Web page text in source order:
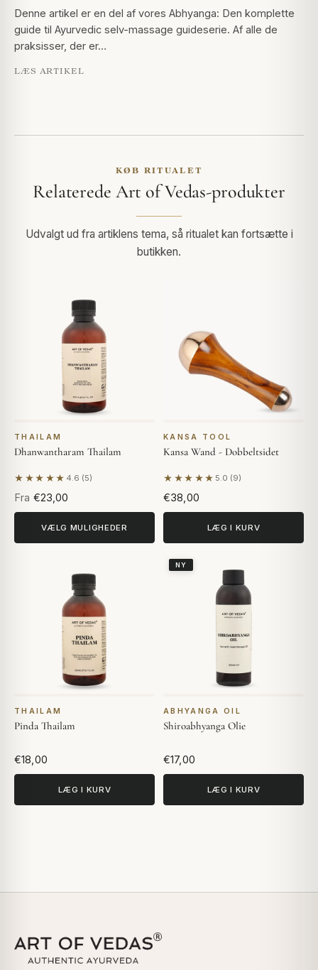
Denne artikel er en del af vores Abhyanga: Den komplette
guide til Ayurvedic selv-massage guideserie. Af alle de
praksisser, der er…
LÆS ARTIKEL
KØB RITUALET
Relaterede Art of Vedas-produkter
Udvalgt ud fra artiklens tema, så ritualet kan fortsætte i
butikken.
THAILAM
Dhanwantharam Thailam
★★★★★ 4.6 (5)
Baseret på 5 anmeldelser
Fra €23,00
VÆLG MULIGHEDER
KANSA TOOL
Kansa Wand - Dobbeltsidet
★★★★★ 5.0 (9)
Baseret på 9 anmeldelser
€38,00
LÆG I KURV
THAILAM
Pinda Thailam
€18,00
LÆG I KURV
NY
ABHYANGA OIL
Shiroabhyanga Olie
€17,00
LÆG I KURV